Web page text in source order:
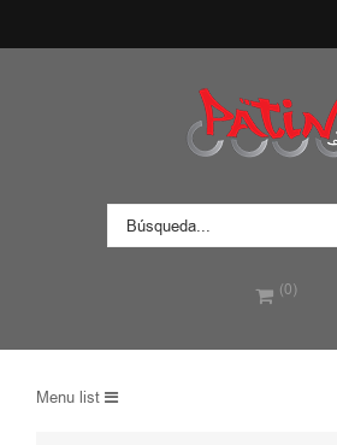
(0)
Menu list